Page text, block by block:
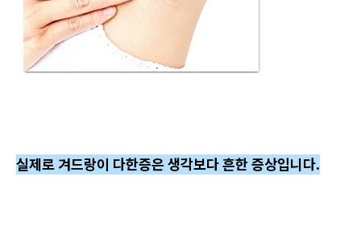
실제로 겨드랑이 다한증은 생각보다 흔한 증상입니다.